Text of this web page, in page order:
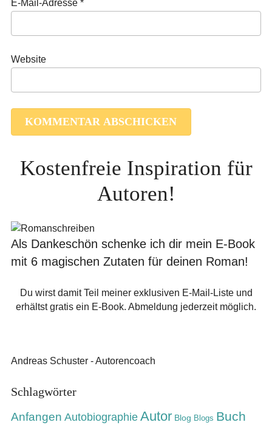
E-Mail-Adresse *
Website
Kostenfreie Inspiration für
Autoren!
Als Dankeschön schenke ich dir mein E-Book
mit 6 magischen Zutaten für deinen Roman!
Du wirst damit Teil meiner exklusiven E-Mail-Liste und
erhältst gratis ein E-Book. Abmeldung jederzeit möglich.
Andreas Schuster - Autorencoach
Schlagwörter
Anfangen Autobiographie Autor Blog Blogs Buch